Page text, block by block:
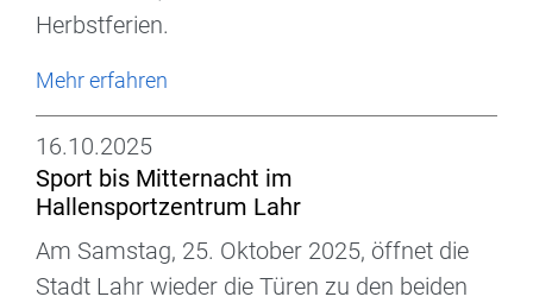
Herbstferien.
Mehr erfahren
16.10.2025
Sport bis Mitternacht im
Hallensportzentrum Lahr
Am Samstag, 25. Oktober 2025, öffnet die
Stadt Lahr wieder die Türen zu den beiden